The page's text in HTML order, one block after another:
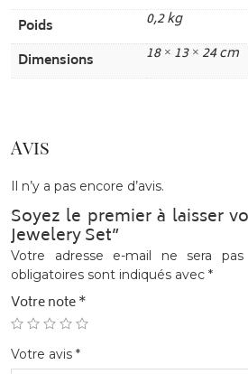
Poids
0,2 kg
Dimensions
18 × 13 × 24 cm
Avis
Il n’y a pas encore d’avis.
Soyez le premier à laisser
Jewelery Set”
Votre adresse e-mail ne sera pas
obligatoires sont indiqués avec *
Votre note*
Votre avis *